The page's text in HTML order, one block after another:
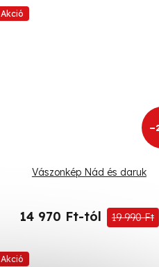
Akció
Vászonkép Nád és daruk
14 970 Ft-tól 19 990 Ft
Akció